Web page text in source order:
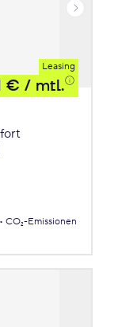
Leasing
€ / mtl.
CO₂-Emissionen